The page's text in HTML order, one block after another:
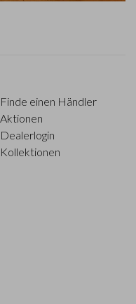
Finde einen Händler
Aktionen
Dealerlogin
Kollektionen